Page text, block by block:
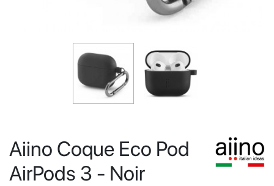
Aiino Coque Eco Pod
AirPods 3 - Noir